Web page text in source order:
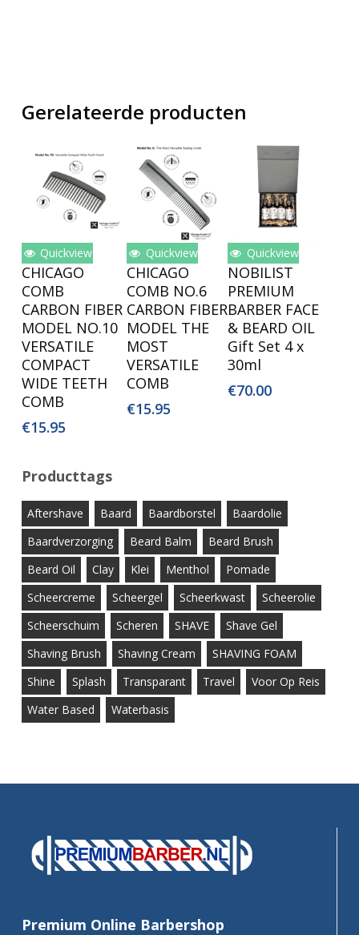
Gerelateerde producten
Toevoegen
Aan
Winkelwagen
Quickview
CHICAGO
COMB
CARBON FIBER
MODEL NO.10
VERSATILE
COMPACT
WIDE TEETH
COMB
€15.95
Toevoegen
Aan
Winkelwagen
Quickview
CHICAGO
COMB NO.6
CARBON FIBER
MODEL THE
MOST
VERSATILE
COMB
€15.95
Toevoegen
Aan
Winkelwagen
Quickview
NOBILIST
PREMIUM
BARBER FACE
& BEARD OIL
Gift Set 4 x
30ml
€70.00
Producttags
Aftershave Baard Baardborstel
Baardolie
Baardverzorging
Beard Balm
Beard Brush
Beard Oil
Clay Klei Menthol
Pomade
Scheercreme
Scheergel Scheerkwast
Scheerolie
Scheerschuim
Scheren SHAVE
Shave Gel
Shaving Brush
Shaving Cream
SHAVING FOAM
Shine
Splash Transparant Travel
Voor Op Reis
Water Based
Waterbasis
Premium Online Barbershop